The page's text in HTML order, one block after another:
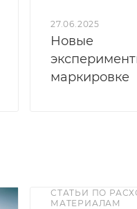
27.06.2025
Новые
маркировке
СТАТЬИ ПО
МАТЕРИАЛАМ